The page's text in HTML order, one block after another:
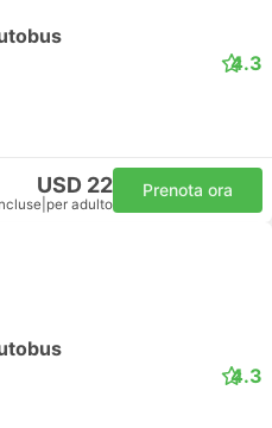
4.3
USD 22
per adulto
Prenota ora
4.3